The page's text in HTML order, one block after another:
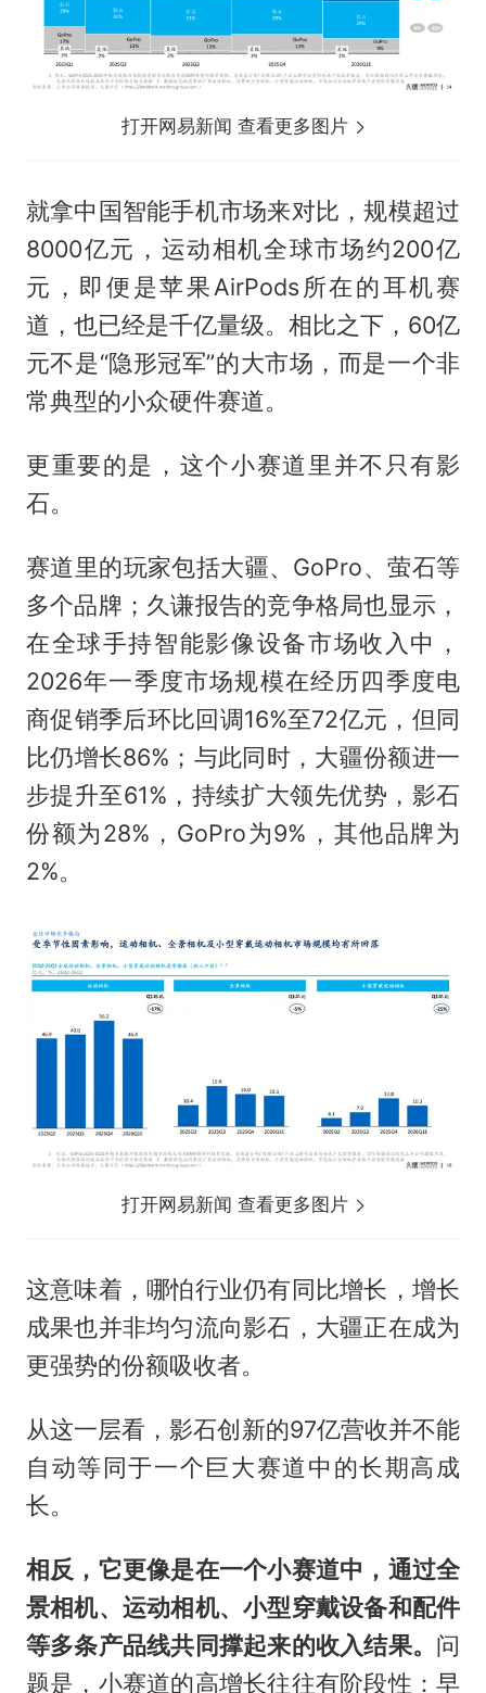
打开网易新闻 查看更多图片
就拿中国智能手机市场来对比，规模超过
8000亿元，运动相机全球市场约200亿
元，即便是苹果AirPods所在的耳机赛
道，也已经是千亿量级。相比之下，60亿
元不是“隐形冠军”的大市场，而是一个非
常典型的小众硬件赛道。
更重要的是，这个小赛道里并不只有影
石。
赛道里的玩家包括大疆、GoPro、萤石等
多个品牌；久谦报告的竞争格局也显示，
在全球手持智能影像设备市场收入中，
2026年一季度市场规模在经历四季度电
商促销季后环比回调16%至72亿元，但同
比仍增长86%；与此同时，大疆份额进一
步提升至61%，持续扩大领先优势，影石
份额为28%，GoPro为9%，其他品牌为
2%。
打开网易新闻 查看更多图片
这意味着，哪怕行业仍有同比增长，增长
成果也并非均匀流向影石，大疆正在成为
更强势的份额吸收者。
从这一层看，影石创新的97亿营收并不能
自动等同于一个巨大赛道中的长期高成
长。
相反，它更像是在一个小赛道中，通过全
景相机、运动相机、小型穿戴设备和配件
等多条产品线共同撑起来的收入结果。 问
题是，小赛道的高增长往往有阶段性：早